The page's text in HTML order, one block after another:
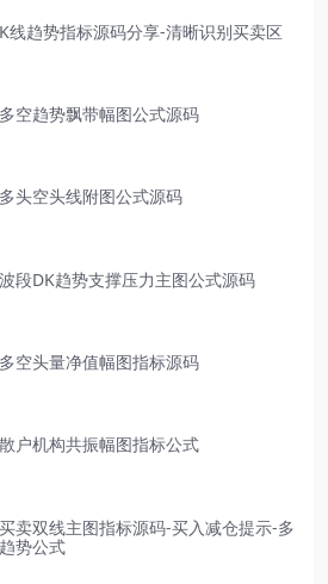
线趋势指标源码分享-清晰识别买卖区
空趋势飘带幅图公式源码
头空头线附图公式源码
段DK趋势支撑压力主图公式源码
空头量净值幅图指标源码
户机构共振幅图指标公式
卖双线主图指标源码-买入减仓提示-多
势公式